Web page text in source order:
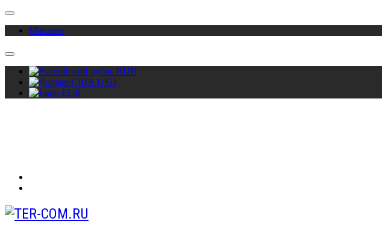
Магазин
RUB
USD
EUR